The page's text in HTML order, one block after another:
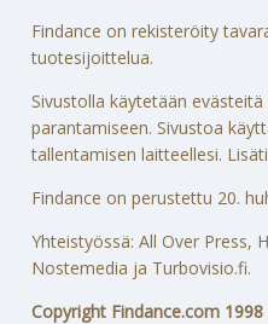
Findance on rekisteröity
tuotesijoittelua.
Sivustolla käytetään
parantamiseen. Sivustoa
tallentamisen laitteellesi.
Findance on perustettu 20.
Yhteistyössä: All Over Press,
Nostemedia ja Turbovisio.fi.
Copyright Findance.com